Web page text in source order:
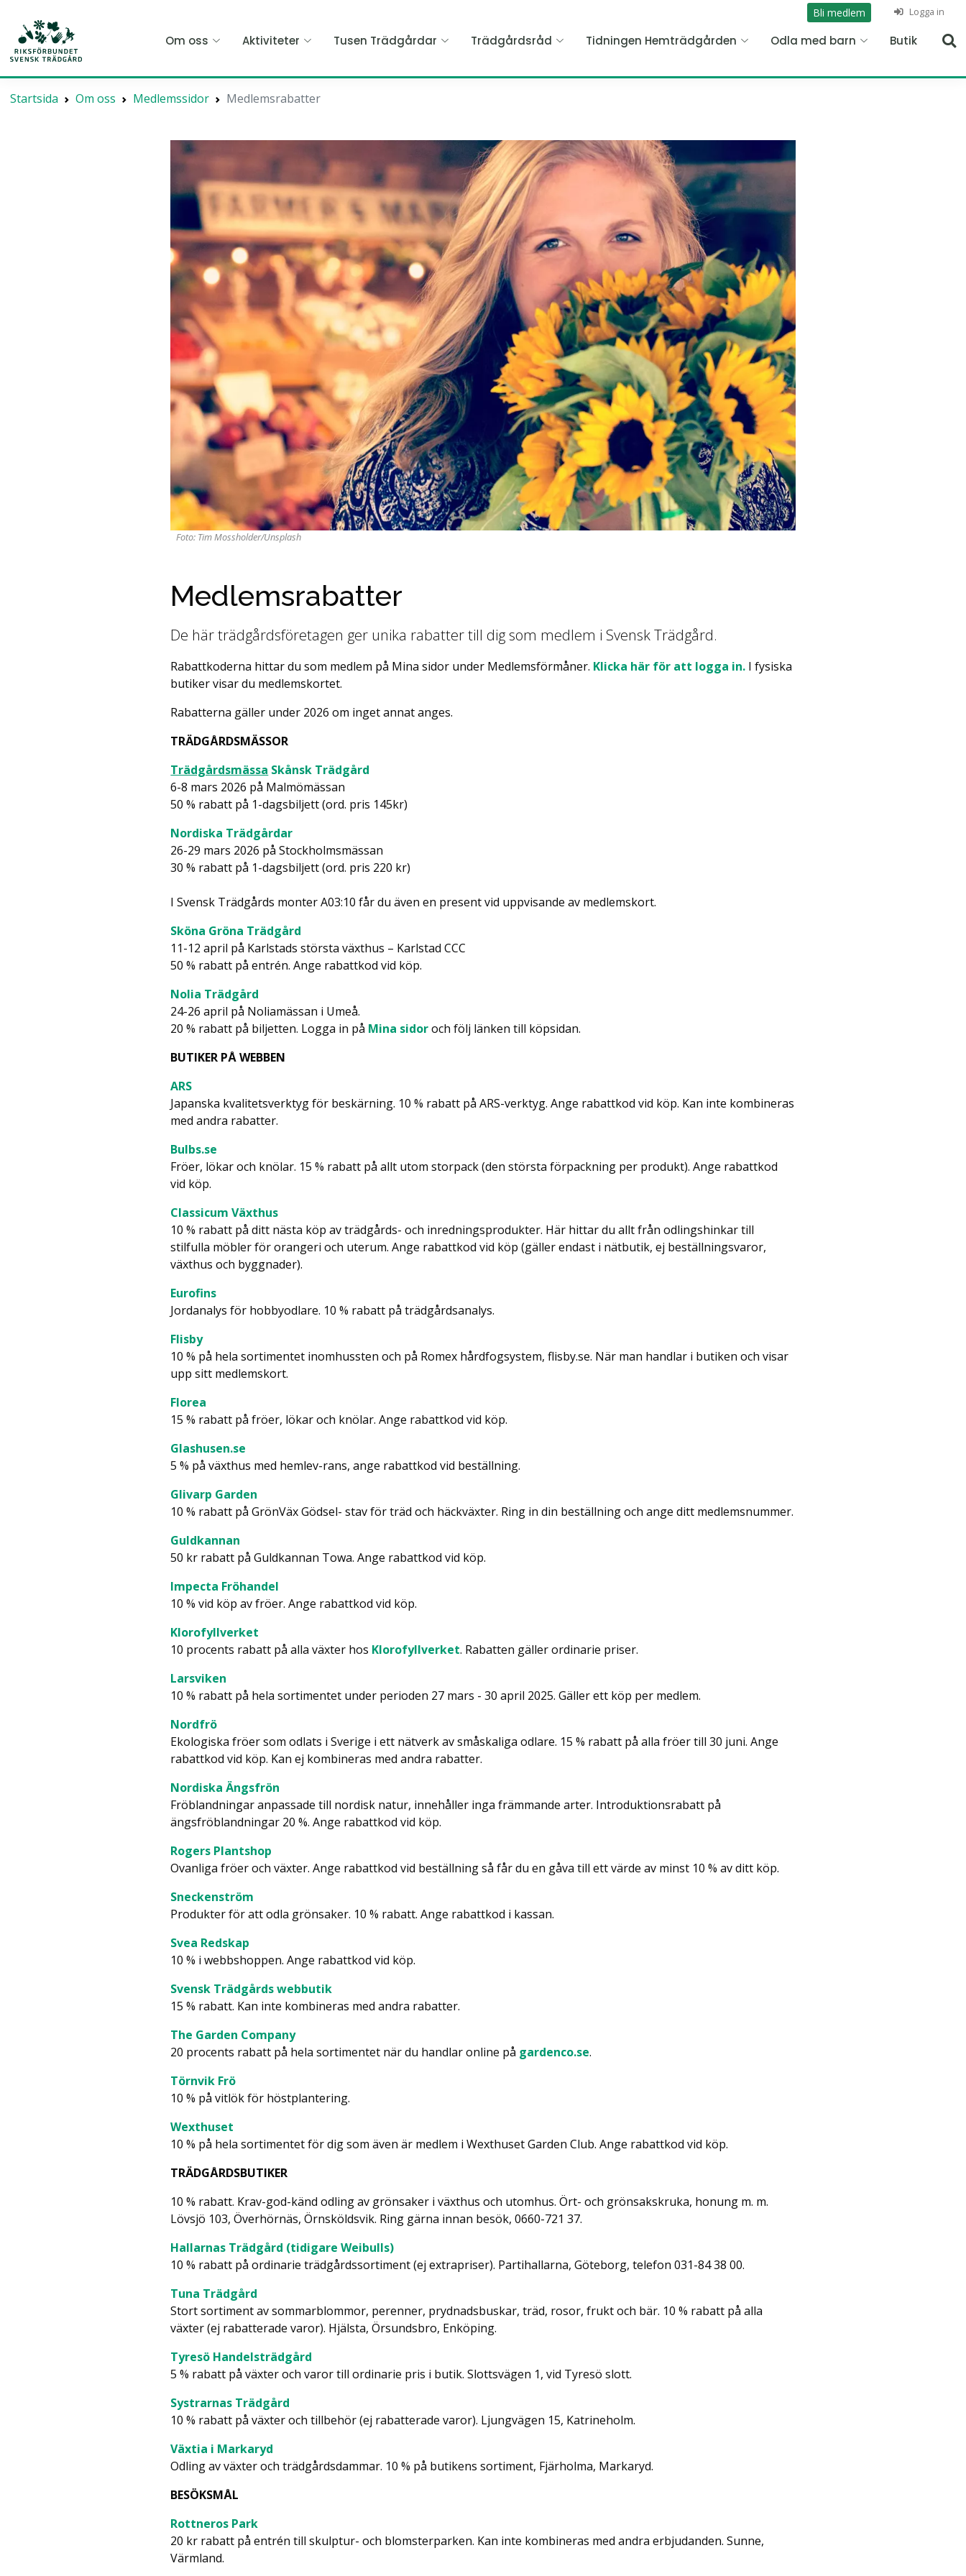
Hoppa
huvudinnehållet
Bli medlem Logga in
Om oss Aktiviteter Tusen Trädgårdar Trädgårdsråd Tidningen Hemträdgården Odla med barn Butik
Startsida Om oss Medlemssidor Medlemsrabatter
Foto: Tim Mossholder/Unsplash
Medlemsrabatter
De här trädgårdsföretagen ger unika rabatter till dig som medlem i Svensk Trädgård.
Rabattkoderna hittar du som medlem på Mina sidor under Medlemsförmåner. Klicka här för att logga in. I fysiska
butiker visar du medlemskortet.
Rabatterna gäller under 2026 om inget annat anges.
TRÄDGÅRDSMÄSSOR
Trädgårdsmässa Skånsk Trädgård
6-8 mars 2026 på Malmömässan
50 % rabatt på 1-dagsbiljett (ord. pris 145kr)
Nordiska Trädgårdar
26-29 mars 2026 på Stockholmsmässan
30 % rabatt på 1-dagsbiljett (ord. pris 220 kr)
I Svensk Trädgårds monter A03:10 får du även en present vid uppvisande av medlemskort.
Sköna Gröna Trädgård
11-12 april på Karlstads största växthus – Karlstad CCC
50 % rabatt på entrén. Ange rabattkod vid köp.
Nolia Trädgård
24-26 april på Noliamässan i Umeå.
20 % rabatt på biljetten. Logga in på Mina sidoroch följ länken till köpsidan.
BUTIKER PÅ WEBBEN
ARS
Japanska kvalitetsverktyg för beskärning. 10 % rabatt på ARS-verktyg. Ange rabattkod vid köp. Kan inte kombineras
med andra rabatter.
Bulbs.se
Fröer, lökar och knölar. 15 % rabatt på allt utom storpack (den största förpackning per produkt). Ange rabattkod
vid köp.
Classicum Växthus
10 % rabatt på ditt nästa köp av trädgårds- och inredningsprodukter. Här hittar du allt från odlingshinkar till
stilfulla möbler för orangeri och uterum. Ange rabattkod vid köp (gäller endast i nätbutik, ej beställningsvaror,
växthus och byggnader).
Eurofins
Jordanalys för hobbyodlare. 10 % rabatt på trädgårdsanalys.
Flisby
10 % på hela sortimentet inomhussten och på Romex hårdfogsystem, flisby.se. När man handlar i butiken och visar
upp sitt medlemskort.
Florea
15 % rabatt på fröer, lökar och knölar. Ange rabattkod vid köp.
Glashusen.se
5 % på växthus med hemlev-rans, ange rabattkod vid beställning.
Glivarp Garden
10 % rabatt på GrönVäx Gödsel- stav för träd och häckväxter. Ring in din beställning och ange ditt medlemsnummer.
Guldkannan
50 kr rabatt på Guldkannan Towa. Ange rabattkod vid köp.
Impecta Fröhandel
10 % vid köp av fröer. Ange rabattkod vid köp.
Klorofyllverket
10 procents rabatt på alla växter hos Klorofyllverket. Rabatten gäller ordinarie priser.
Larsviken
10 % rabatt på hela sortimentet under perioden 27 mars - 30 april 2025. Gäller ett köp per medlem.
Nordfrö
Ekologiska fröer som odlats i Sverige i ett nätverk av små­skaliga odlare. 15 % rabatt på alla fröer till 30 juni. Ange
rabattkod vid köp. Kan ej kombineras med andra rabatter.
Nordiska Ängsfrön
Fröblandningar anpassade till nordisk natur, innehåller inga främmande arter. Introduktionsrabatt på
ängsfröblandningar 20 %. Ange rabattkod vid köp.
Rogers Plantshop
Ovanliga fröer och växter. Ange rabattkod vid beställning så får du en gåva till ett värde av minst 10 % av ditt köp.
Sneckenström
Produkter för att odla grönsaker. 10 % rabatt. Ange rabattkod i kassan.
Svea Redskap
10 % i webbshoppen. Ange rabattkod vid köp.
Svensk Trädgårds webbutik
15 % rabatt. Kan inte kombineras med andra rabatter.
The Garden Company
20 procents rabatt på hela sortimentet när du handlar online på gardenco.se.
Törnvik Frö
10 % på vitlök för höstplantering.
Wexthuset
10 % på hela sortimentet för dig som även är medlem i Wexthuset Garden Club. Ange rabattkod vid köp.
TRÄDGÅRDSBUTIKER
10 % rabatt. Krav-god-känd odling av grönsaker i växthus och utomhus. Ört- och grönsakskruka, honung m. m.
Lövsjö 103, Överhörnäs, Örnsköldsvik. Ring gärna innan besök, 0660-721 37.
Hallarnas Trädgård (tidigare Weibulls)
10 % rabatt på ordinarie trädgårdssortiment (ej extrapriser). Partihallarna, Göteborg, telefon 031-84 38 00.
Tuna Trädgård
Stort sortiment av sommarblommor, perenner, prydnadsbuskar, träd, rosor, frukt och bär. 10 % rabatt på alla
växter (ej rabatterade varor). Hjälsta, Örsundsbro, Enköping.
Tyresö Handelsträdgård
5 % rabatt på växter och varor till ordinarie pris i butik. Slottsvägen 1, vid Tyresö slott.
Systrarnas Trädgård
10 % rabatt på växter och tillbehör (ej rabatterade varor). Ljungvägen 15, Katrineholm.
Växtia i Markaryd
Odling av växter och trädgårdsdammar. 10 % på butikens sortiment, Fjärholma, Markaryd.
BESÖKSMÅL
Rottneros Park
20 kr rabatt på entrén till skulptur- och blomsterparken. Kan inte kombineras med andra erbjudanden. Sunne,
Värmland.